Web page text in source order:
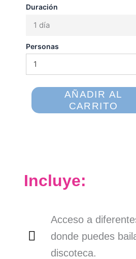
Duración
1 día
Personas
AÑADIR AL
CARRITO
Incluye:
Acceso a
donde puedes
discoteca.